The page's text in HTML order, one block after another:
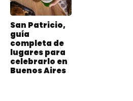
San Patricio,
guía
completa de
lugares para
celebrarlo en
Buenos Aires